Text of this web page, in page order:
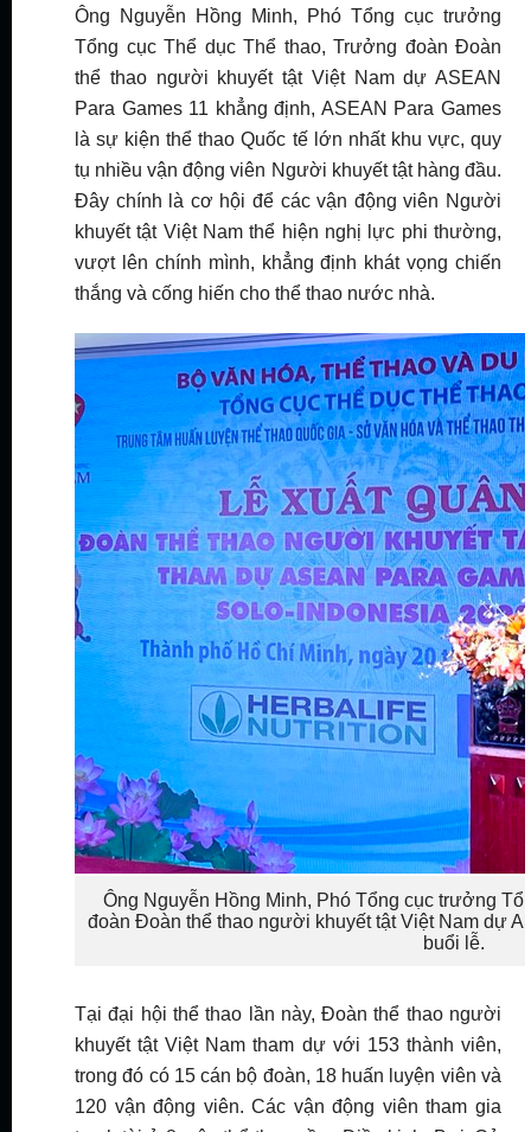
Ông Nguyễn Hồng Minh, Phó Tổng cục trưởng
Tổng cục Thể dục Thể thao, Trưởng đoàn Đoàn
thể thao người khuyết tật Việt Nam dự ASEAN
Para Games 11 khẳng định, ASEAN Para Games
là sự kiện thể thao Quốc tế lớn nhất khu vực, quy
tụ nhiều vận động viên Người khuyết tật hàng đầu.
Đây chính là cơ hội để các vận động viên Người
khuyết tật Việt Nam thể hiện nghị lực phi thường,
vượt lên chính mình, khẳng định khát vọng chiến
thắng và cống hiến cho thể thao nước nhà.
Ông Nguyễn Hồng Minh, Phó Tổng cục trưởng
đoàn Đoàn thể thao người khuyết tật Việt Nam dự
buổi lễ.
Tại đại hội thể thao lần này, Đoàn thể thao người
khuyết tật Việt Nam tham dự với 153 thành viên,
trong đó có 15 cán bộ đoàn, 18 huấn luyện viên và
120 vận động viên. Các vận động viên tham gia